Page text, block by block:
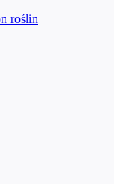
roślin